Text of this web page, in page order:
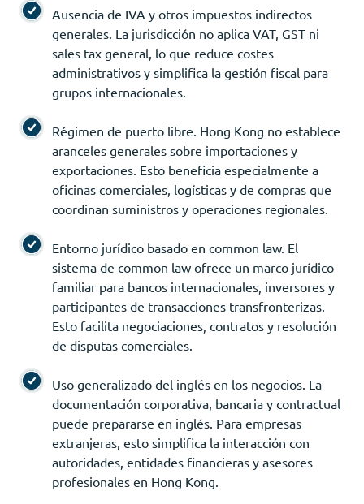
Ausencia de IVA y otros impuestos indirectos
generales. La jurisdicción no aplica VAT, GST ni
sales tax general, lo que reduce costes
administrativos y simplifica la gestión fiscal para
grupos internacionales.
Régimen de puerto libre. Hong Kong no establece
aranceles generales sobre importaciones y
exportaciones. Esto beneficia especialmente a
oficinas comerciales, logísticas y de compras que
coordinan suministros y operaciones regionales.
Entorno jurídico basado en common law. El
sistema de common law ofrece un marco jurídico
familiar para bancos internacionales, inversores y
participantes de transacciones transfronterizas.
Esto facilita negociaciones, contratos y resolución
de disputas comerciales.
Uso generalizado del inglés en los negocios. La
documentación corporativa, bancaria y contractual
puede prepararse en inglés. Para empresas
extranjeras, esto simplifica la interacción con
autoridades, entidades financieras y asesores
profesionales en Hong Kong.